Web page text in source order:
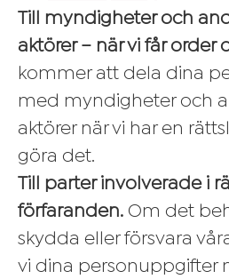
Till myndigheter och
aktörer – när vi får order
kommer att dela dina
med myndigheter och
aktörer när vi har en
göra det.
Till parter involverade i
förfaranden. Om det
skydda eller försvara
vi dina personuppgifter